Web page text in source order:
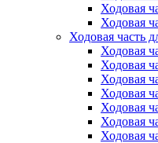
Ходовая
Ходовая
Ходовая часть
Ходовая
Ходовая
Ходовая
Ходовая
Ходовая
Ходовая
Ходовая